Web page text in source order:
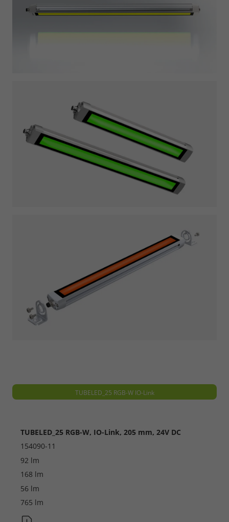
TUBELED_25 RGB-W IO-Link
TUBELED_25 RGB-W, IO-Link, 205 mm, 24V DC
154090-11
92 lm
168 lm
56 lm
765 lm